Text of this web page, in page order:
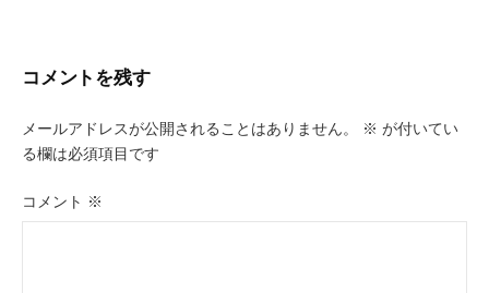
シ
ン
コメントを残す
メールアドレスが公開されることはありません。 ※ が付いてい
る欄は必須項目です
コメント ※